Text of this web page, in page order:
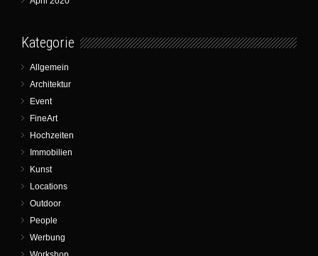
Kategorie
Allgemein
Architektur
Event
FineArt
Hochzeiten
Immobilien
Kunst
Locations
Outdoor
People
Werbung